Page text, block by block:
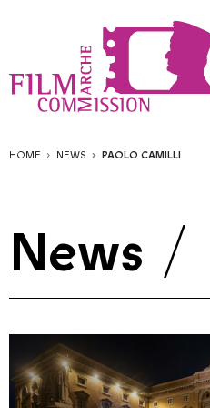
HOME NEWS PAOLO CAMILLI
News /